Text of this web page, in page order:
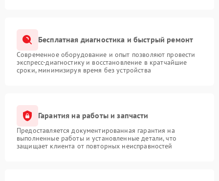
Бесплатная диагностика и быстрый ремонт
Современное оборудование и опыт позволяют провести
экспресс-диагностику и восстановление в кратчайшие
сроки, минимизируя время без устройства
Гарантия на работы и запчасти
Предоставляется документированная гарантия на
выполненные работы и установленные детали, что
защищает клиента от повторных неисправностей